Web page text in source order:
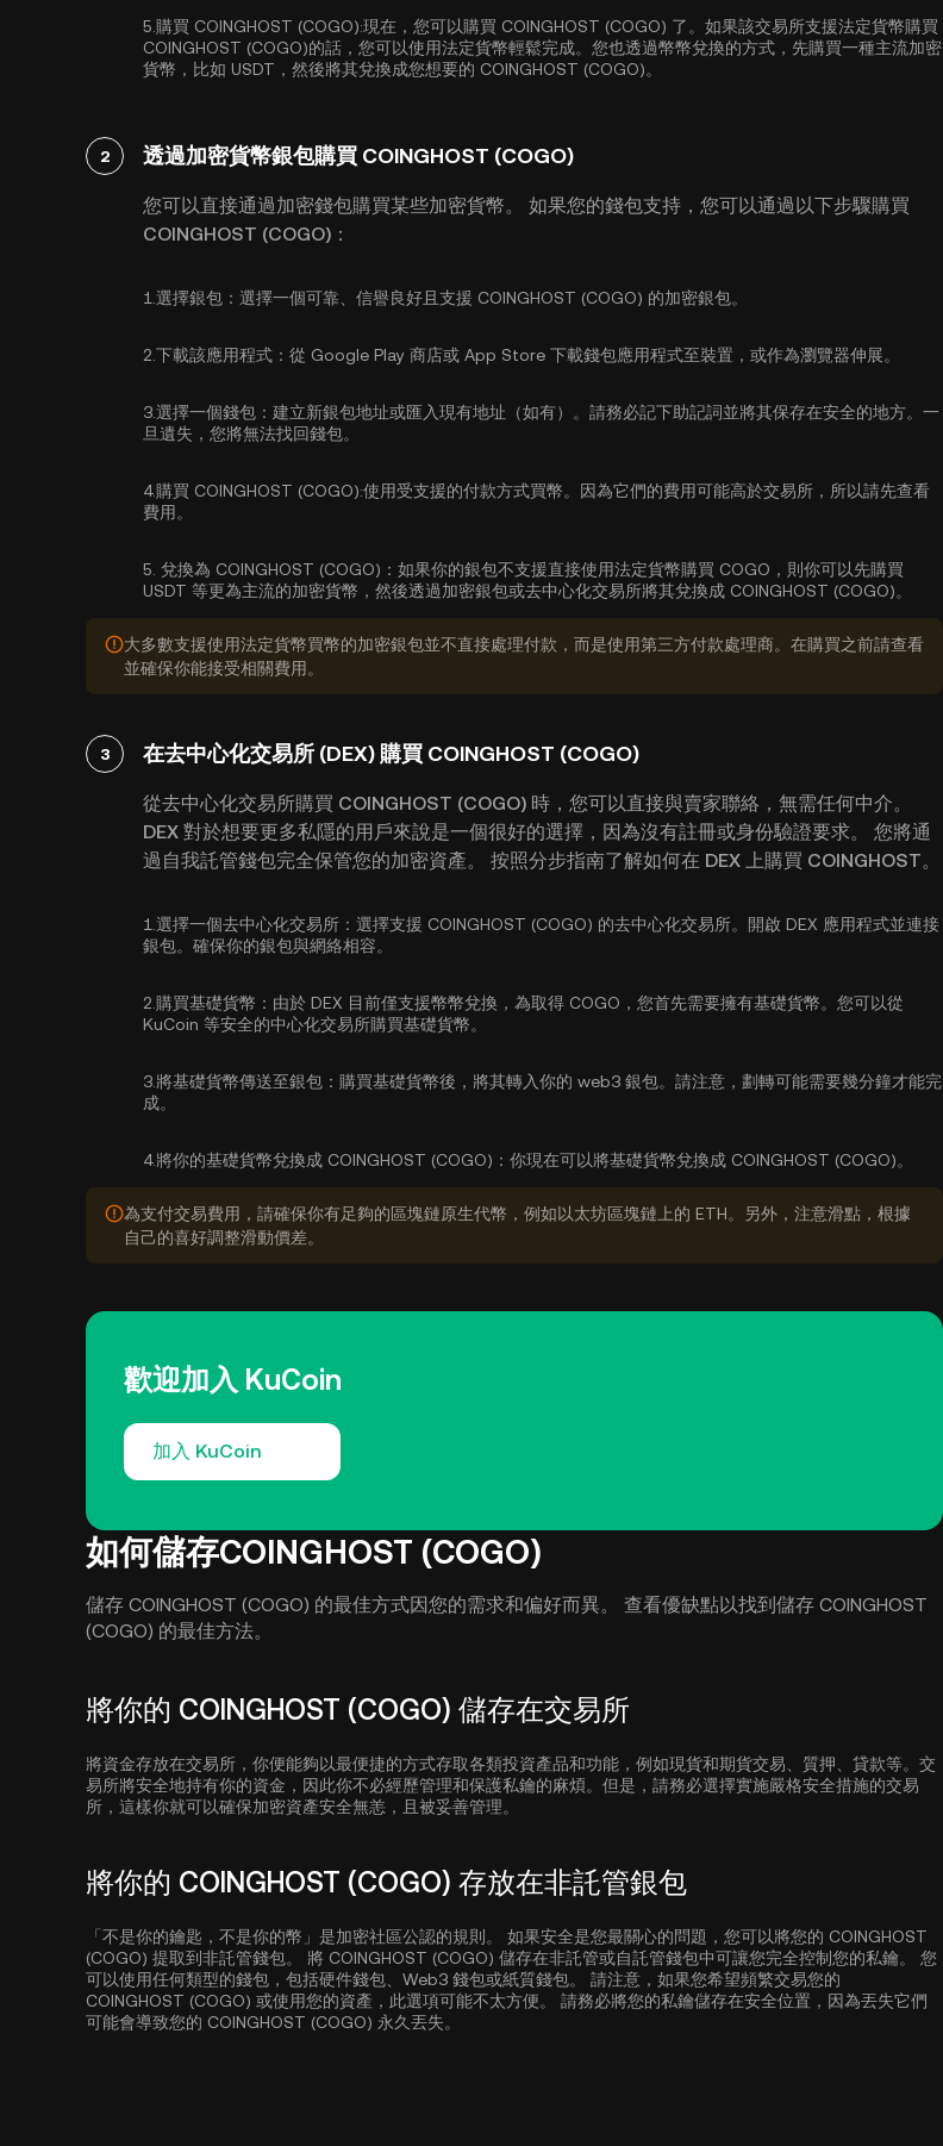
5. 購買 COINGHOST (COGO):現在，您可以購買 COINGHOST (COGO) 了。如果該交易所支援法定貨幣購買
COINGHOST (COGO)的話，您可以使用法定貨幣輕鬆完成。您也透過幣幣兌換的方式，先購買一種主流加密
貨幣，比如 USDT ，然後將其兌換成您想要的 COINGHOST (COGO)。
2 透過加密貨幣銀包購買 COINGHOST (COGO)
您可以直接通過加密錢包購買某些加密貨幣。 如果您的錢包支持，您可以通過以下步驟購買
COINGHOST (COGO)：
1. 選擇銀包： 選擇一個可靠、信譽良好且支援 COINGHOST (COGO) 的加密銀包。
2. 下載該應用程式： 從 Google Play 商店或 App Store 下載錢包應用程式至裝置，或作為瀏覽器伸展。
3.選擇一個錢包： 建立新銀包地址或匯入現有地址（如有）。請務必記下助記詞並將其保存在安全的地方。一
旦遺失，您將無法找回錢包。
4.購買 COINGHOST (COGO):使用受支援的付款方式買幣。因為它們的費用可能高於交易所，所以請先查看
費用。
5. 兌換為 COINGHOST (COGO)： 如果你的銀包不支援直接使用法定貨幣購買 COGO，則你可以先購買
USDT 等更為主流的加密貨幣，然後透過加密銀包或去中心化交易所將其兌換成 COINGHOST (COGO)。
大多數支援使用法定貨幣買幣的加密銀包並不直接處理付款，而是使用第三方付款處理商。在購買之前請查看
並確保你能接受相關費用。
3 在去中心化交易所 (DEX) 購買 COINGHOST (COGO)
從去中心化交易所購買 COINGHOST (COGO) 時，您可以直接與賣家聯絡，無需任何中介。
DEX 對於想要更多私隱的用戶來說是一個很好的選擇，因為沒有註冊或身份驗證要求。 您將通
過自我託管錢包完全保管您的加密資產。 按照分步指南了解如何在 DEX 上購買 COINGHOST。
1. 選擇一個去中心化交易所： 選擇支援 COINGHOST (COGO) 的去中心化交易所。開啟 DEX 應用程式並連接
銀包。確保你的銀包與網絡相容。
2. 購買基礎貨幣： 由於 DEX 目前僅支援幣幣兌換，為取得 COGO，您首先需要擁有基礎貨幣。您可以從
KuCoin 等安全的中心化交易所購買基礎貨幣。
3. 將基礎貨幣傳送至銀包： 購買基礎貨幣後，將其轉入你的 web3 銀包。請注意，劃轉可能需要幾分鐘才能完
成。
4.將你的基礎貨幣兌換成 COINGHOST (COGO)： 你現在可以將基礎貨幣兌換成 COINGHOST (COGO)。
為支付交易費用，請確保你有足夠的區塊鏈原生代幣，例如以太坊區塊鏈上的 ETH。另外，注意滑點，根據
自己的喜好調整滑動價差。
歡迎加入 KuCoin
加入 KuCoin
如何儲存COINGHOST (COGO)
儲存 COINGHOST (COGO) 的最佳方式因您的需求和偏好而異。 查看優缺點以找到儲存 COINGHOST
(COGO) 的最佳方法。
將你的 COINGHOST (COGO) 儲存在交易所
將資金存放在交易所，你便能夠以最便捷的方式存取各類投資產品和功能，例如現貨和期貨交易、質押、貸款等。交
易所將安全地持有你的資金，因此你不必經歷管理和保護私鑰的麻煩。但是，請務必選擇實施嚴格安全措施的交易
所，這樣你就可以確保加密資產安全無恙，且被妥善管理。
將你的 COINGHOST (COGO) 存放在非託管銀包
「不是你的鑰匙，不是你的幣」是加密社區公認的規則。 如果安全是您最關心的問題，您可以將您的 COINGHOST
(COGO) 提取到非託管錢包。 將 COINGHOST (COGO) 儲存在非託管或自託管錢包中可讓您完全控制您的私鑰。 您
可以使用任何類型的錢包，包括硬件錢包、Web3 錢包或紙質錢包。 請注意，如果您希望頻繁交易您的
COINGHOST (COGO) 或使用您的資產，此選項可能不太方便。 請務必將您的私鑰儲存在安全位置，因為丟失它們
可能會導致您的 COINGHOST (COGO) 永久丟失。